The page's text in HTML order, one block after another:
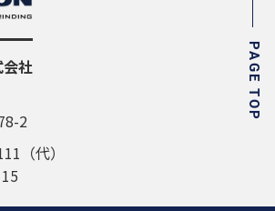
PAGE TOP
社
2
（代）